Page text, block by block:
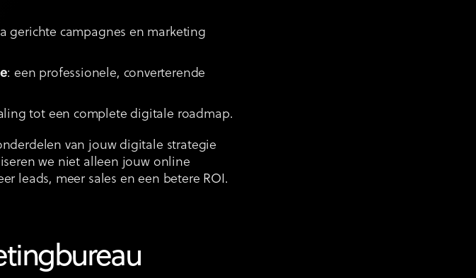
gerichte campagnes en marketing
: een professionele, converterende
tot een complete digitale roadmap.
van jouw digitale strategie
we niet alleen jouw online
leads, meer sales en een betere ROI.